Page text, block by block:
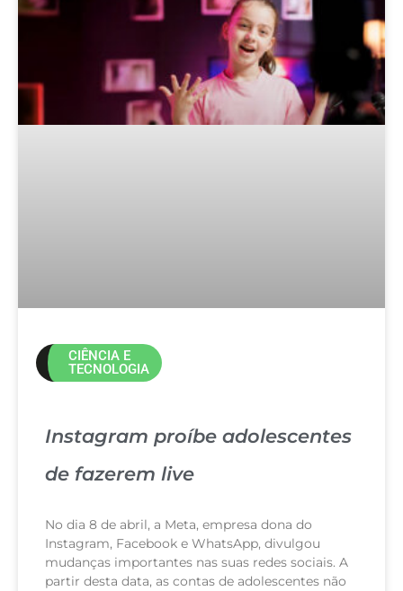
CIÊNCIA E
TECNOLOGIA
Instagram proíbe adolescentes
de fazerem live
No dia 8 de abril, a Meta, empresa dona do
Instagram, Facebook e WhatsApp, divulgou
mudanças importantes nas suas redes sociais. A
partir desta data, as contas de adolescentes não